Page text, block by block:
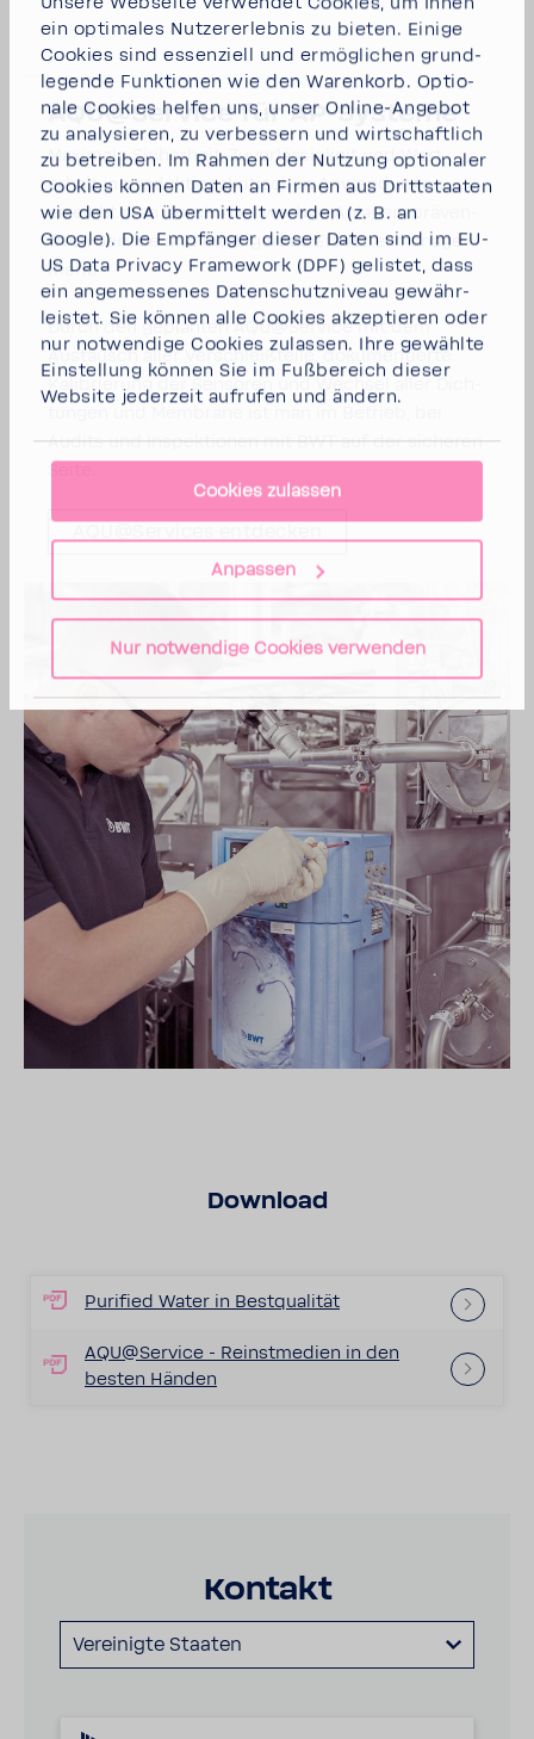
ein opti­males Nutzer­er­lebnis zu bieten. Einige
Cookies sind essen­ziell und ermög­li­chen grund­
le­gende Funk­tionen wie den Waren­korb. Optio­
nale Cookies helfen uns, unser Online-​Angebot
zu analy­sieren, zu verbes­sern und wirt­schaft­lich
zu betreiben. Im Rahmen der Nutzung optio­naler
Cookies können Daten an Firmen aus Dritt­staaten
wie den USA über­mit­telt werden (z. B. an
Google). Die Empfänger dieser Daten sind im EU-
US Data Privacy Frame­work (DPF) gelistet, dass
ein ange­mes­senes Daten­schutz­ni­veau gewähr­
leistet. Sie können alle Cookies akzep­tieren oder
nur notwen­dige Cookies zulassen. Ihre gewählte
Einstel­lung können Sie im Fußbe­reich dieser
Website jeder­zeit aufrufen und ändern.
Cookies zulassen
Anpassen
Nur notwendige Cookies verwenden
AQU@Service für AP-​Systeme
Maxi­male Sicher­heit, Zuver­läs­sig­keit und Wert­
erhalt in produk­ti­ons­kri­ti­schen Anwen­dungen
erreicht man durch hoch­wer­tige Anlagen, präven­
tiven Service und intel­li­gentes Ersatz­teil­ma­nage­
ment.
Durch den geplanten AQU@Service mit dem
Austausch aller Verschleiß­teile, doku­men­tierte
Kali­brie­rung der Sensoren und Wechsel aller Dich­
Audits und Inspek­tionen mit BWT auf der sicheren
Seite.
Down­load
Puri­fied Water in Best­qua­lität
AQU@Service - Reinst­me­dien in den
besten Händen
Kontakt
Vereinigte Staaten